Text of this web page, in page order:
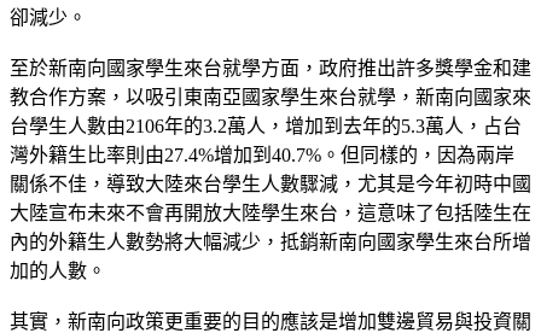
卻減少。
至於新南向國家學生來台就學方面，政府推出許多獎學金和建
教合作方案，以吸引東南亞國家學生來台就學，新南向國家來
台學生人數由2106年的3.2萬人，增加到去年的5.3萬人，占台
灣外籍生比率則由27.4%增加到40.7%。但同樣的，因為兩岸
關係不佳，導致大陸來台學生人數驟減，尤其是今年初時中國
大陸宣布未來不會再開放大陸學生來台，這意味了包括陸生在
內的外籍生人數勢將大幅減少，抵銷新南向國家學生來台所增
加的人數。
其實，新南向政策更重要的目的應該是增加雙邊貿易與投資關